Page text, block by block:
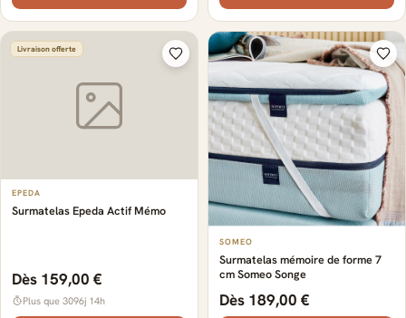
Livraison offerte
EPEDA
Surmatelas Epeda Actif Mémo
Dès 159,00 €
Plus que 3096j 14h
SOMEO
Surmatelas mémoire de forme 7
cm Someo Songe
Dès 189,00 €